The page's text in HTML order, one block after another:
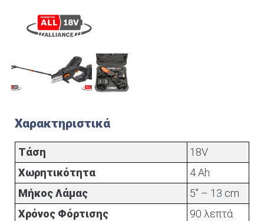
Χαρακτηριστικά
Τάση
18V
Χωρητικότητα
4 Ah
Μήκος Λάμας
5" – 13 cm
Χρόνος Φόρτισης
90 λεπτά